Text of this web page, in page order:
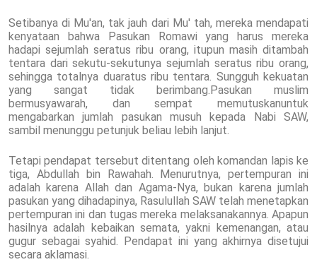
Setibanya di Mu'an, tak jauh dari Mu' tah, mereka mendapati
kenyataan bahwa Pasukan Romawi yang harus mereka
hadapi sejumlah seratus ribu orang, itupun masih ditambah
tentara dari sekutu-sekutunya sejumlah seratus ribu orang,
sehingga totalnya duaratus ribu tentara. Sungguh kekuatan
yang sangat tidak berimbang.Pasukan muslim
bermusyawarah, dan sempat memutuskanuntuk
mengabarkan jumlah pasukan musuh kepada Nabi SAW,
sambil menunggu petunjuk beliau lebih lanjut.
Tetapi pendapat tersebut ditentang oleh komandan lapis ke
tiga, Abdullah bin Rawahah. Menurutnya, pertempuran ini
adalah karena Allah dan Agama-Nya, bukan karena jumlah
pasukan yang dihadapinya, Rasulullah SAW telah menetapkan
pertempuran ini dan tugas mereka melaksanakannya. Apapun
hasilnya adalah kebaikan semata, yakni kemenangan, atau
gugur sebagai syahid. Pendapat ini yang akhirnya disetujui
secara aklamasi.